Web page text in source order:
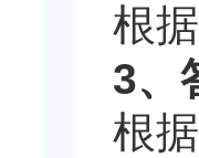
根
3、
根